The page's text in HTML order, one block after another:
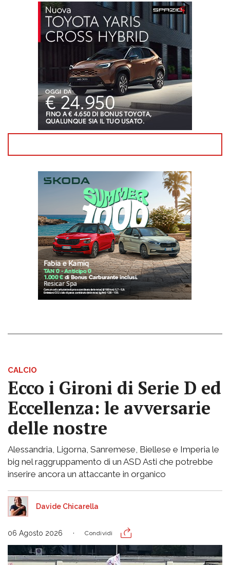
CALCIO
Ecco i Gironi di Serie D ed
Eccellenza: le avversarie
delle nostre
Alessandria, Ligorna, Sanremese, Biellese e Imperia le
big nel raggruppamento di un ASD Asti che potrebbe
inserire ancora un attaccante in organico
Davide Chicarella
06 Agosto 2026 Condividi